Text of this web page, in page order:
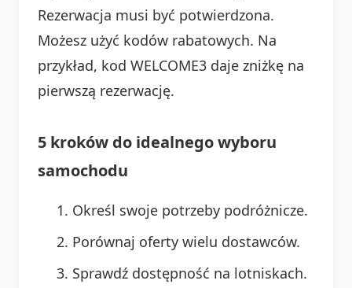
Rezerwacja musi być potwierdzona.
Możesz użyć kodów rabatowych. Na
przykład, kod WELCOME3 daje zniżkę na
pierwszą rezerwację.
5 kroków do idealnego wyboru
samochodu
Określ swoje potrzeby podróżnicze.
Porównaj oferty wielu dostawców.
Sprawdź dostępność na lotniskach.